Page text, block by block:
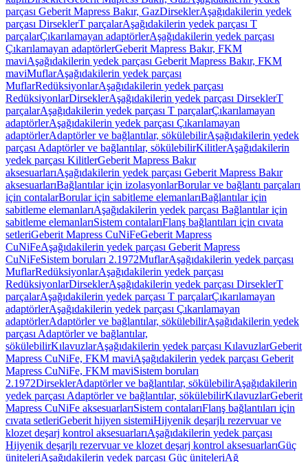
parçası Geberit Mapress Bakır, GazDirseklerAşağıdakilerin yedek
parçası DirseklerT parçalarAşağıdakilerin yedek parçası T
parçalarÇıkarılamayan adaptörlerAşağıdakilerin yedek parçası
Çıkarılamayan adaptörlerGeberit Mapress Bakır, FKM
maviAşağıdakilerin yedek parçası Geberit Mapress Bakır, FKM
maviMuflarAşağıdakilerin yedek parçası
MuflarRedüksiyonlarAşağıdakilerin yedek parçası
RedüksiyonlarDirseklerAşağıdakilerin yedek parçası DirseklerT
parçalarAşağıdakilerin yedek parçası T parçalarÇıkarılamayan
adaptörlerAşağıdakilerin yedek parçası Çıkarılamayan
adaptörlerAdaptörler ve bağlantılar, sökülebilirAşağıdakilerin yedek
parçası Adaptörler ve bağlantılar, sökülebilirKilitlerAşağıdakilerin
yedek parçası KilitlerGeberit Mapress Bakır
aksesuarlarıAşağıdakilerin yedek parçası Geberit Mapress Bakır
aksesuarlarıBağlantılar için izolasyonlarBorular ve bağlantı parçaları
için contalarBorular için sabitleme elemanlarıBağlantılar için
sabitleme elemanlarıAşağıdakilerin yedek parçası Bağlantılar için
sabitleme elemanlarıSistem contalarıFlanş bağlantıları için cıvata
setleriGeberit Mapress CuNiFeGeberit Mapress
CuNiFeAşağıdakilerin yedek parçası Geberit Mapress
CuNiFeSistem boruları 2.1972MuflarAşağıdakilerin yedek parçası
MuflarRedüksiyonlarAşağıdakilerin yedek parçası
RedüksiyonlarDirseklerAşağıdakilerin yedek parçası DirseklerT
parçalarAşağıdakilerin yedek parçası T parçalarÇıkarılamayan
adaptörlerAşağıdakilerin yedek parçası Çıkarılamayan
adaptörlerAdaptörler ve bağlantılar, sökülebilirAşağıdakilerin yedek
parçası Adaptörler ve bağlantılar,
sökülebilirKılavuzlarAşağıdakilerin yedek parçası KılavuzlarGeberit
Mapress CuNiFe, FKM maviAşağıdakilerin yedek parçası Geberit
Mapress CuNiFe, FKM maviSistem boruları
2.1972DirseklerAdaptörler ve bağlantılar, sökülebilirAşağıdakilerin
yedek parçası Adaptörler ve bağlantılar, sökülebilirKılavuzlarGeberit
Mapress CuNiFe aksesuarlarıSistem contalarıFlanş bağlantıları için
cıvata setleriGeberit hijyen sistemiHijyenik deşarjlı rezervuar ve
klozet deşarj kontrol aksesuarlarıAşağıdakilerin yedek parçası
Hijyenik deşarjlı rezervuar ve klozet deşarj kontrol aksesuarlarıGüç
üniteleriAşağıdakilerin yedek parçası Güç üniteleriAğ